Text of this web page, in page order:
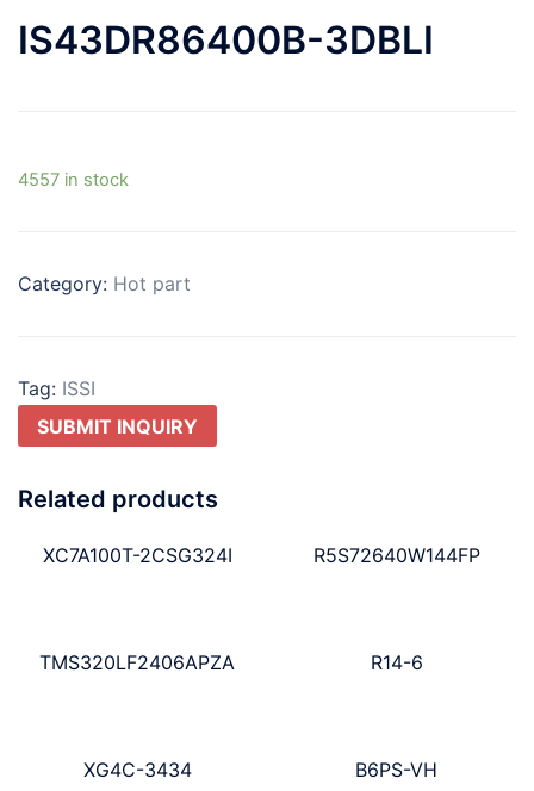
IS43DR86400B-3DBLI
4557 in stock
Category: Hot part
Tag: ISSI
SUBMIT INQUIRY
Related products
XC7A100T-2CSG324I R5S72640W144FP
TMS320LF2406APZA R14-6
XG4C-3434 B6PS-VH